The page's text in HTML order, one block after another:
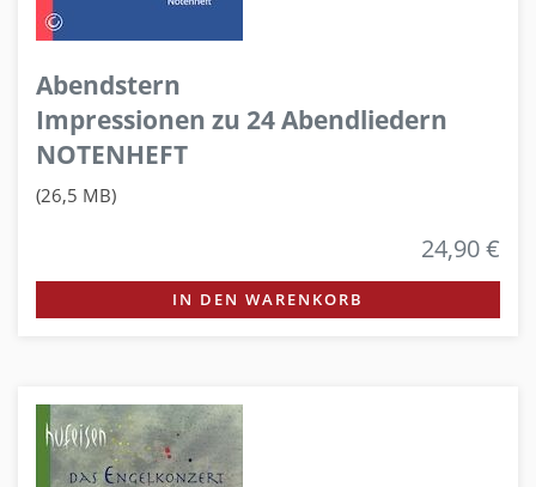
Abendstern
Impressionen zu 24 Abendliedern
NOTENHEFT
(26,5 MB)
24,90 €
IN DEN WARENKORB